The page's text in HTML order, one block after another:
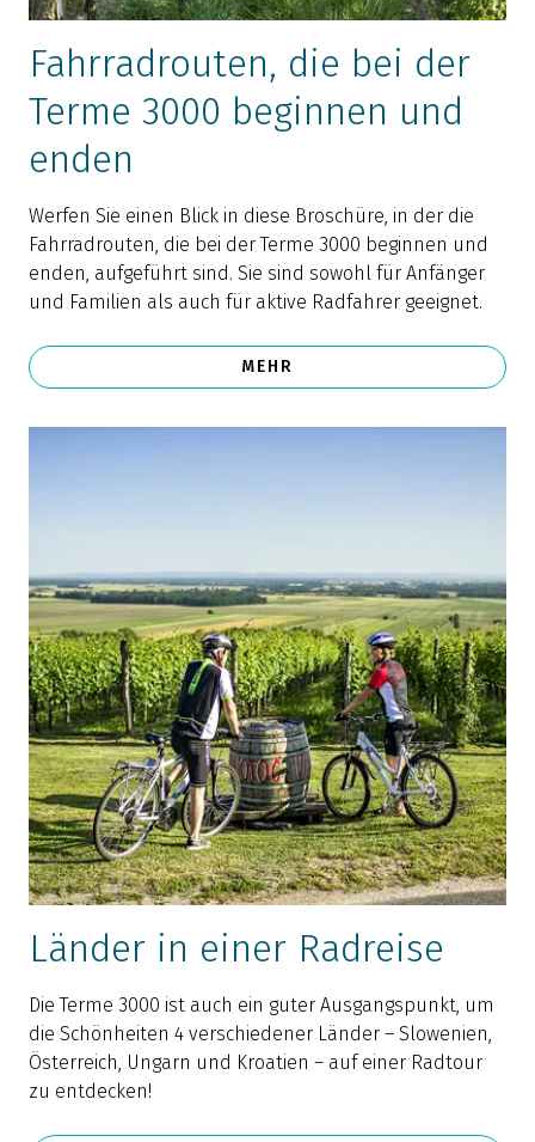
Fahrradrouten, die bei der
Terme 3000 beginnen und
enden
Werfen Sie einen Blick in diese Broschüre, in der die
Fahrradrouten, die bei der Terme 3000 beginnen und
enden, aufgeführt sind. Sie sind sowohl für Anfänger
und Familien als auch für aktive Radfahrer geeignet.
MEHR
Länder in einer Radreise
Die Terme 3000 ist auch ein guter Ausgangspunkt, um
die Schönheiten 4 verschiedener Länder – Slowenien,
Österreich, Ungarn und Kroatien – auf einer Radtour
zu entdecken!